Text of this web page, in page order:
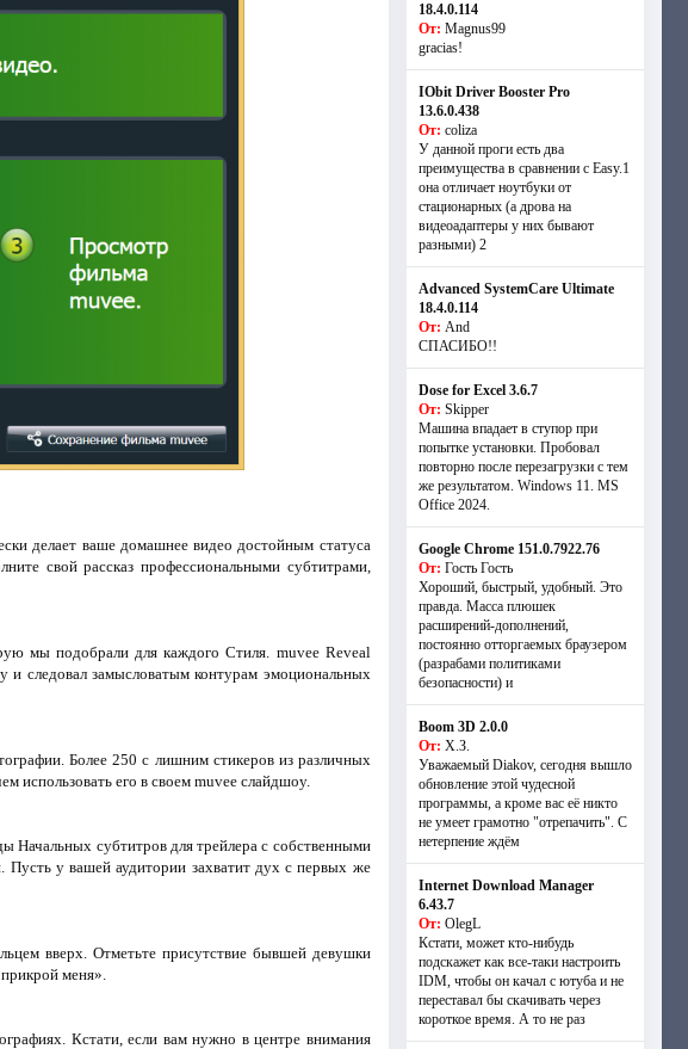
делает ваше домашнее видео достойным статуса
свой рассказ профессиональными субтитрами,
мы подобрали для каждого Стиля. muvee Reveal
и следовал замысловатым контурам эмоциональных
Более 250 с лишним стикеров из различных
использовать его в своем muvee слайдшоу.
Начальных субтитров для трейлера с собственными
у вашей аудитории захватит дух с первых же
вверх. Отметьте присутствие бывшей девушки
меня».
Кстати, если вам нужно в центре внимания
18.4.0.114
От: Magnus99
gracias!
IObit Driver Booster Pro
13.6.0.438
От: coliza
У данной проги есть два
преимущества в сравнении с Easy.1
она отличает ноутбуки от
стационарных (а дрова на
видеоадаптеры у них бывают
разными) 2
Advanced SystemCare Ultimate
18.4.0.114
От: And
СПАСИБО!!
Dose for Excel 3.6.7
От: Skipper
Машина впадает в ступор при
попытке установки. Пробовал
повторно после перезагрузки с тем
же результатом. Windows 11. MS
Offiсe 2024.
Google Chrome 151.0.7922.76
От: Гость Гость
Хороший, быстрый, удобный. Это
правда. Масса плюшек
расширений-дополнений,
постоянно отторгаемых браузером
(разрабами политиками
безопасности) и
Boom 3D 2.0.0
От: Х.З.
Уважаемый Diakov, сегодня вышло
обновление этой чудесной
программы, а кроме вас её никто
не умеет грамотно "отрепачить". С
нетерпение ждём
Internet Download Manager
6.43.7
От: OlegL
Кстати, может кто-нибудь
подскажет как все-таки настроить
IDM, чтобы он качал с ютуба и не
переставал бы скачивать через
короткое время. А то не раз